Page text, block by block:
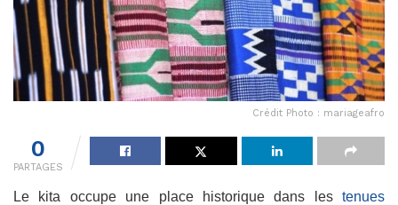
Crédit Photo : mariageafro
0
PARTAGES
Le kita occupe une place historique dans les tenues